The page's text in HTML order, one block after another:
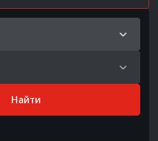
Найти